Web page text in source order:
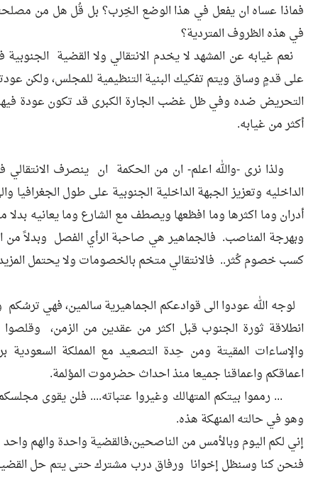
فماذا عساه ان يفعل في هذا الوضع الخِرب؟ بل قُل هل من
في هذه الظروف المتردية؟
نعم غيابه عن المشهد لا يخدم الانتقالي ولا القضية الجنوبية
على قدمٍ وساق ويتم تفكيك البنية التنظيمية للمجلس، ولكن
التحريض ضده وفي ظل غضب الجارة الكبرى قد تكون عودة
أكثر من غيابه.
ولذا نرى -والله اعلم- ان من الحكمة ان ينصرف
الداخليه وتعزيز الجبهة الداخلية الجنوبية على طول
أدران وما اكثرها وما افظعها ويصطف مع الشارع وما يعانيه
وبهرجة المناصب. فالجماهير هي صاحبة الرأي الفصل
كسب خصوم كُثر.. فالانتقالي متخم بالخصومات ولا يحتمل
لوجه الله عودوا الى قوادعكم الجماهيرية سالمين، فهي
انطلاقة ثورة الجنوب قبل اكثر من عقدين من الزمن،
والإساءات المقيتة ومن حِدة التصعيد مع المملكة السعودية
اعماقكم واعماقنا جميعا منذ احداث حضرموت المؤلمة.
... رمموا بيتكم المتهالك وغيروا عتباته.... فلن يقوى
وهو في حالته المنهكة هذه.
إني لكم اليوم وبالأمس من الناصحين،فالقضية واحدة والهم
فنحن كنا وسنظل إخوانا ورفاق درب مشترك حتى يتم حل